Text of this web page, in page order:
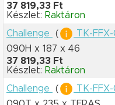
37 819,33 Ft
Készlet: Raktáron
Challenge
( TK-
090H x 187 x 46
37 819,33 Ft
Készlet: Raktáron
Challenge
( TK-